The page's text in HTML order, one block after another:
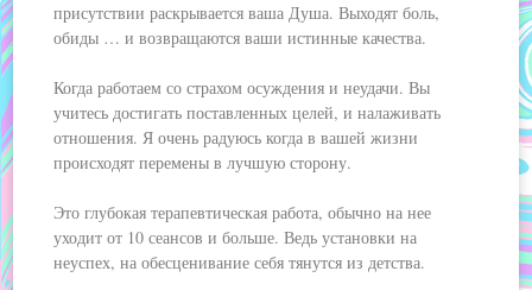
присутствии раскрывается ваша Душа. Выходят боль,
обиды … и возвращаются ваши истинные качества.
Когда работаем со страхом осуждения и неудачи. Вы
учитесь достигать поставленных целей, и налаживать
отношения. Я очень радуюсь когда в вашей жизни
происходят перемены в лучшую сторону.
Это глубокая терапевтическая работа, обычно на нее
уходит от 10 сеансов и больше. Ведь установки на
неуспех, на обесценивание себя тянутся из детства.